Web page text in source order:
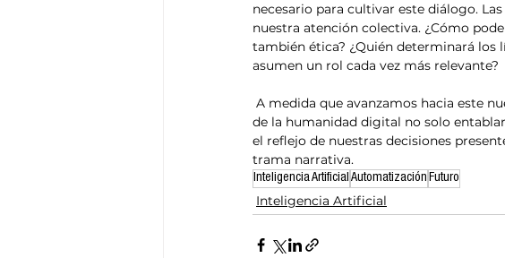
necesario para cultivar este diálogo.
nuestra atención colectiva. ¿Cómo
también ética? ¿Quién determinará los
asumen un rol cada vez más relevante?
de la humanidad digital no solo
el reflejo de nuestras decisiones
trama narrativa.
Inteligencia Artificial Automatización Futuro
Inteligencia Artificial